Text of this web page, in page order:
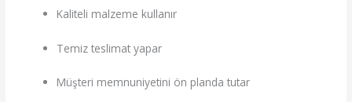
Kaliteli malzeme kullanır
Temiz teslimat yapar
Müşteri memnuniyetini ön planda tutar